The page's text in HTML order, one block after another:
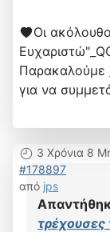
Οι
Παρακαλούμε
για να
3 Χρόνια 8
#178897
από jps
τρέχουσες